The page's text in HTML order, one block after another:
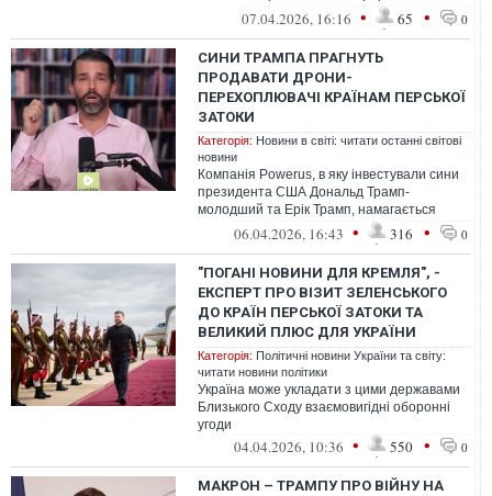
Близького Сходу до Євросоюзу.
07.04.2026, 16:16 • 65 • 0
СИНИ ТРАМПА ПРАГНУТЬ
ПРОДАВАТИ ДРОНИ-
ПЕРЕХОПЛЮВАЧІ КРАЇНАМ ПЕРСЬКОЇ
ЗАТОКИ
Категорія: Новини в світі: читати останні світові
новини
Компанія Powerus, в яку інвестували сини
президента США Дональд Трамп-
молодший та Ерік Трамп, намагається
продавати свої дрони-
перехоплювачі країнам П...
06.04.2026, 16:43 • 316 • 0
"ПОГАНІ НОВИНИ ДЛЯ КРЕМЛЯ", -
ЕКСПЕРТ ПРО ВІЗИТ ЗЕЛЕНСЬКОГО
ДО КРАЇН ПЕРСЬКОЇ ЗАТОКИ ТА
ВЕЛИКИЙ ПЛЮС ДЛЯ УКРАЇНИ
Категорія: Політичні новини України та світу:
читати новини політики
Україна може укладати з цими державами
Близького Сходу взаємовигідні оборонні
угоди
04.04.2026, 10:36 • 550 • 0
МАКРОН – ТРАМПУ ПРО ВІЙНУ НА